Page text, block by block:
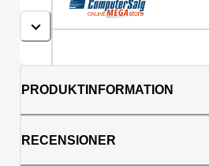
PRODUKTINFORMATION
RECENSIONER